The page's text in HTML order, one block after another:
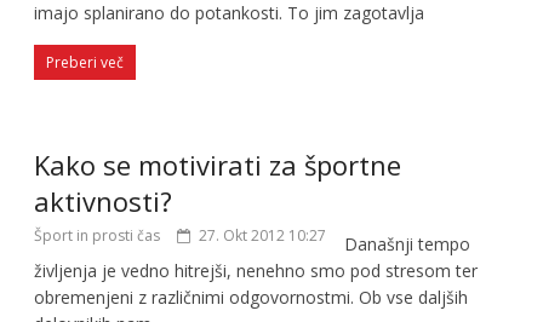
imajo splanirano do potankosti. To jim zagotavlja
Preberi več
Kako se motivirati za športne
aktivnosti?
Šport in prosti čas 27. Okt 2012 10:27
Današnji tempo
življenja je vedno hitrejši, nenehno smo pod stresom ter
obremenjeni z različnimi odgovornostmi. Ob vse daljših